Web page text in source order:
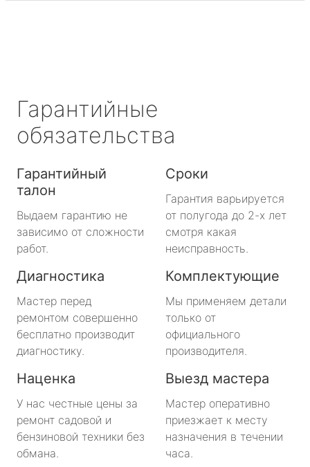
Гарантийные
обязательства
Гарантийный
талон
Выдаем гарантию не
зависимо от сложности
работ.
Сроки
Гарантия варьируется
от полугода до 2-х лет
смотря какая
неисправность.
Диагностика
Мастер перед
ремонтом совершенно
бесплатно производит
диагностику.
Комплектующие
Мы применяем детали
только от
официального
производителя.
Наценка
У нас честные цены за
ремонт садовой и
бензиновой техники без
обмана.
Выезд мастера
Мастер оперативно
приезжает к месту
назначения в течении
часа.